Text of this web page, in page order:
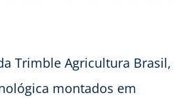
Trimble Agricultura Brasil,
montados em